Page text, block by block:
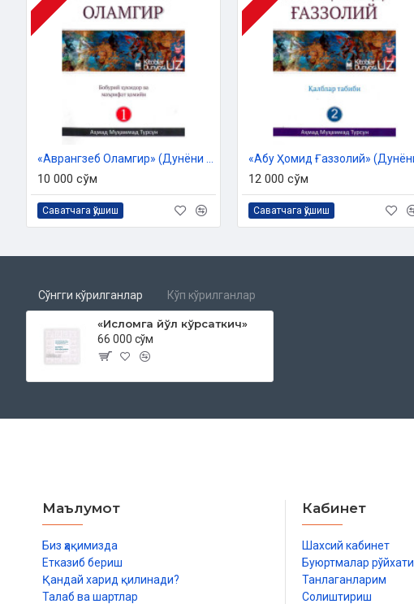
10 000 сўм
Саватчага қўшиш
12 000 сўм
Саватчага қўшиш
Сўнгги кўрилганлар Кўп кўрилганлар
«Исломга йўл кўрсаткич»
66 000 сўм
Маълумот
Биз ҳақимизда
Етказиб бериш
Қандай харид қилинади?
Талаб ва шартлар
Кабинет
Шахсий кабинет
Буюртмалар рўйхати
Танлаганларим
Солиштириш